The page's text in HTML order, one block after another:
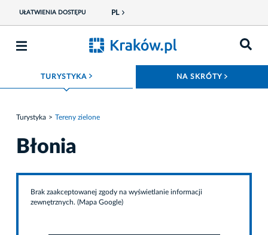
UŁATWIENIA DOSTĘPU PL
TURYSTYKA ROZWIŃ MENU NA SKRÓTY
Turystyka Tereny zielone
Błonia
Brak zaakceptowanej zgody na wyświetlanie informacji
zewnętrznych. (Mapa Google)